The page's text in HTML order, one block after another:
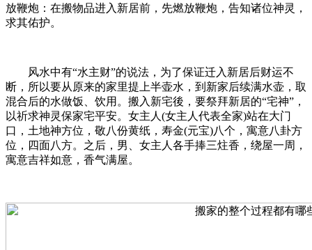
放鞭炮：在搬物品进入新居前，先燃放鞭炮，告知诸位神灵，
求其佑护。
风水中有“水主财”的说法，为了保证迁入新居后财运不
断，所以要从原来的家里提上半壶水，到新家后续满水壶，取
混合后的水做饭、饮用。搬入新宅後，要祭拜新居的“宅神”，
以祈求神灵保家宅平安。女主人(女主人代表全家)站在大门
口，土地神方位，敬八份黄纸，寿金(元宝)八个，寓意八卦方
位，四面八方。之后，男、女主人各手捧三炷香，绕屋一周，
寓意吉祥如意，香气满屋。